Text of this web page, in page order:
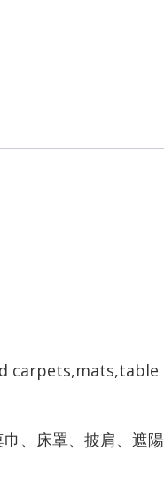
carpets,mats,table
、床罩、披肩、遮陽